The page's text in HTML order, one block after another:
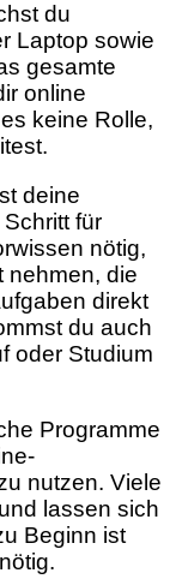
du
Laptop sowie
gesamte
online
keine Rolle,
deine
für
nötig,
nehmen, die
direkt
du auch
oder Studium
Programme
nutzen. Viele
lassen sich
Beginn ist